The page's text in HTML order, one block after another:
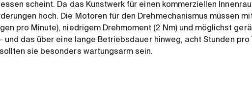
scheint. Da das Kunstwerk für einen kommerziellen
hoch. Die Motoren für den Drehmechanismus müssen
pro Minute), niedrigem Drehmoment (2 Nm) und möglichst
und das über eine lange Betriebsdauer hinweg, acht Stunden pro
sie besonders wartungsarm sein.